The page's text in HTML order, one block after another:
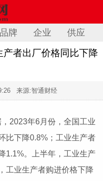
品牌 企业 供应
者出厂价格同比下降
来源:智通财经
2023年6月份，全国工业
比下降0.8%；工业生产者
1.1%。上半年，工业生产
工业生产者购进价格下降